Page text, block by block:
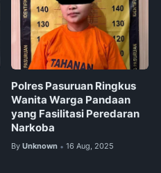
Polres Pasuruan Ringkus
Wanita Warga Pandaan
yang Fasilitasi Peredaran
Narkoba
By Unknown • 16 Aug, 2025